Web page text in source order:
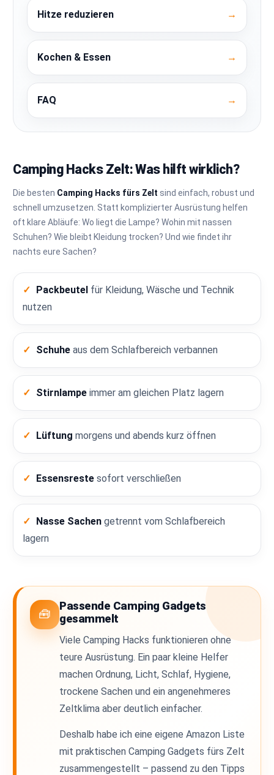
Hitze reduzieren →
Kochen & Essen →
FAQ →
Camping Hacks Zelt: Was hilft wirklich?
Die besten Camping Hacks fürs Zelt sind einfach, robust und
schnell umzusetzen. Statt komplizierter Ausrüstung helfen
oft klare Abläufe: Wo liegt die Lampe? Wohin mit nassen
Schuhen? Wie bleibt Kleidung trocken? Und wie findet ihr
nachts eure Sachen?
Packbeutel für Kleidung, Wäsche und Technik
nutzen
Schuhe aus dem Schlafbereich verbannen
Stirnlampe immer am gleichen Platz lagern
Lüftung morgens und abends kurz öffnen
Essensreste sofort verschließen
Nasse Sachen getrennt vom Schlafbereich
lagern
🧰
Passende Camping Gadgets
gesammelt
Viele Camping Hacks funktionieren ohne
teure Ausrüstung. Ein paar kleine Helfer
machen Ordnung, Licht, Schlaf, Hygiene,
trockene Sachen und ein angenehmeres
Zeltklima aber deutlich einfacher.
Deshalb habe ich eine eigene Amazon Liste
mit praktischen Camping Gadgets fürs Zelt
zusammengestellt – passend zu den Tipps